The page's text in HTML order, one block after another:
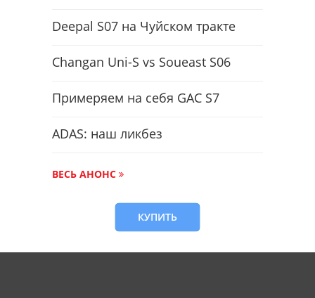
Deepal S07 на Чуйском тракте
Changan Uni-S vs Soueast S06
Примеряем на себя GAC S7
ADAS: наш ликбез
ВЕСЬ АНОНС
КУПИТЬ